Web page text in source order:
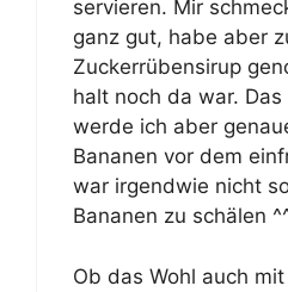
servieren. Mir
ganz gut, habe aber
Zuckerrübensirup
halt noch da war.
werde ich aber
Bananen vor dem
war irgendwie nicht
Bananen zu schälen
Ob das Wohl auch